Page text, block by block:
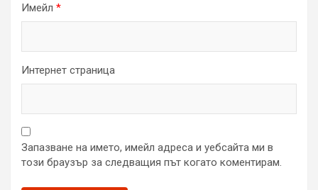
Имейл *
Интернет страница
Запазване на името, имейл адреса и уебсайта ми в
този браузър за следващия път когато коментирам.